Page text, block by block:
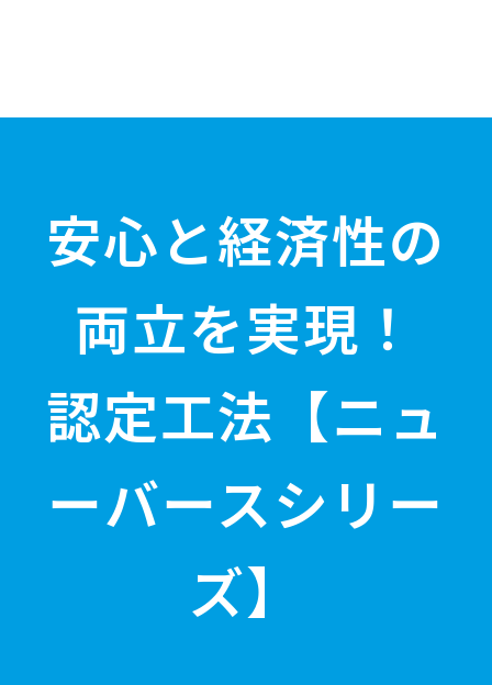
安心と経済性の
両立を実現！
認定工法【ニュ
ーバースシリー
ズ】